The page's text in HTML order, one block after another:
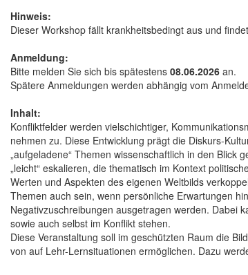
Hinweis:
Dieser Workshop fällt krankheitsbedingt aus und findet
Anmeldung:
Bitte melden Sie sich bis spätestens 08.06.2026 an.
Spätere Anmeldungen werden abhängig vom
Inhalt:
Konfliktfelder werden vielschichtiger,
nehmen zu. Diese Entwicklung prägt die Diskurs-
„aufgeladene“ Themen wissenschaftlich in den Blick
„leicht“ eskalieren, die thematisch im Kontext
Werten und Aspekten des eigenen Weltbilds
Themen auch sein, wenn persönliche Erwartungen
Negativzuschreibungen ausgetragen werden. Dabei
sowie auch selbst im Konflikt stehen.
Diese Veranstaltung soll im geschützten Raum die
von auf Lehr-Lernsituationen ermöglichen. Dazu